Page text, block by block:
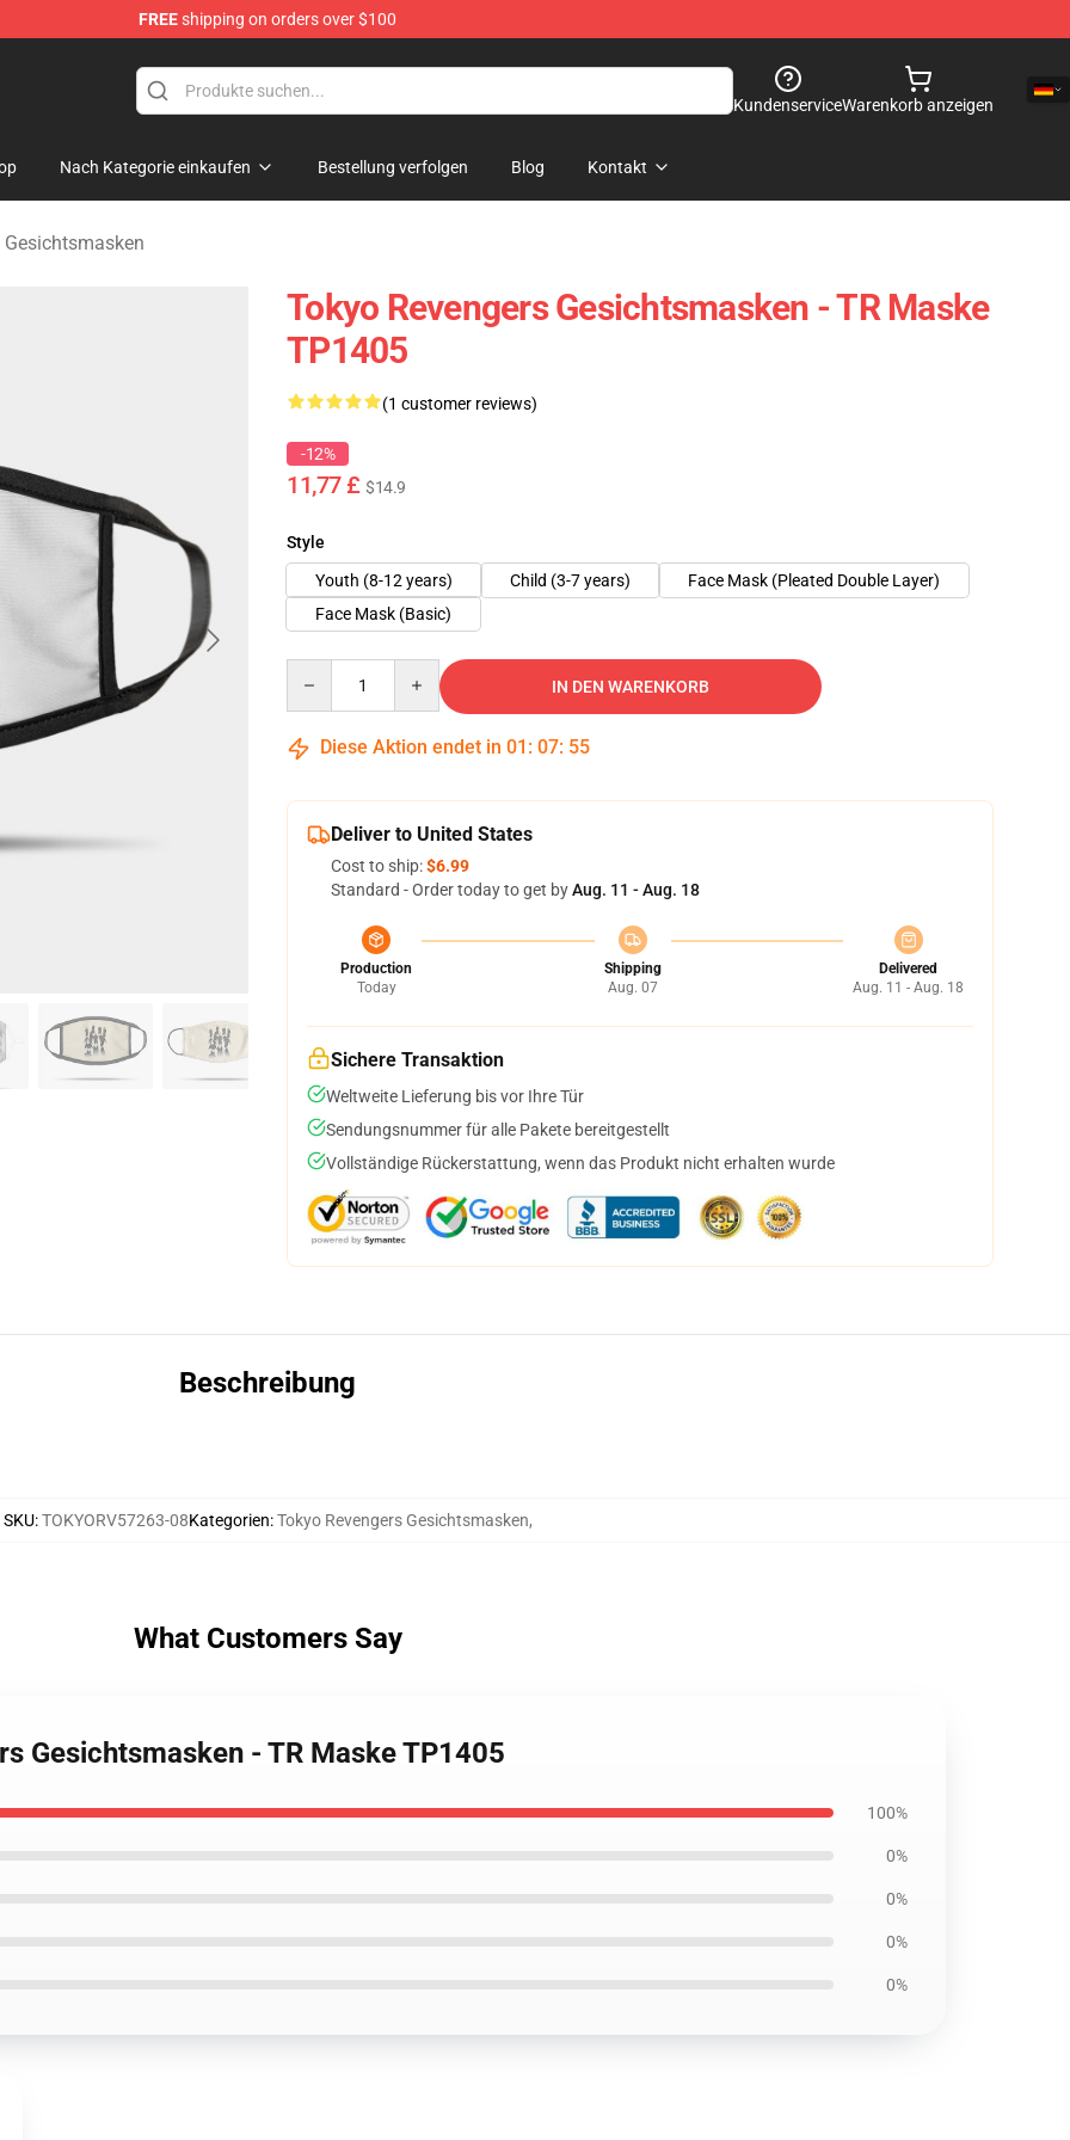
FREEshipping on orders over $100
KundenserviceWarenkorb anzeigen
Nach Kategorie einkaufen Bestellung verfolgen Blog Kontakt
Tokyo Revengers Gesichtsmasken - TR Maske
TP1405
(1 customer reviews)
-12%
11,77 £ $14.9
Style
Youth (8-12 years)
Child (3-7 years)
Face Mask (Pleated Double Layer)
Face Mask (Basic)
IN DEN WARENKORB
Diese Aktion endet in 01 : 07: 55
Deliver to United States
Cost to ship:$6.99
Standard - Order today to get byAug. 11 - Aug. 18
Production
Today
Shipping
Aug. 07
Delivered
Aug. 11 - Aug. 18
Sichere Transaktion
Weltweite Lieferung bis vor Ihre Tür
Sendungsnummer für alle Pakete bereitgestellt
Vollständige Rückerstattung, wenn das Produkt nicht erhalten wurde
Beschreibung
SKU:TOKYORV57263-08Kategorien:Tokyo Revengers Gesichtsmasken,
What Customers Say
Gesichtsmasken - TR Maske TP1405
100%
0%
0%
0%
0%